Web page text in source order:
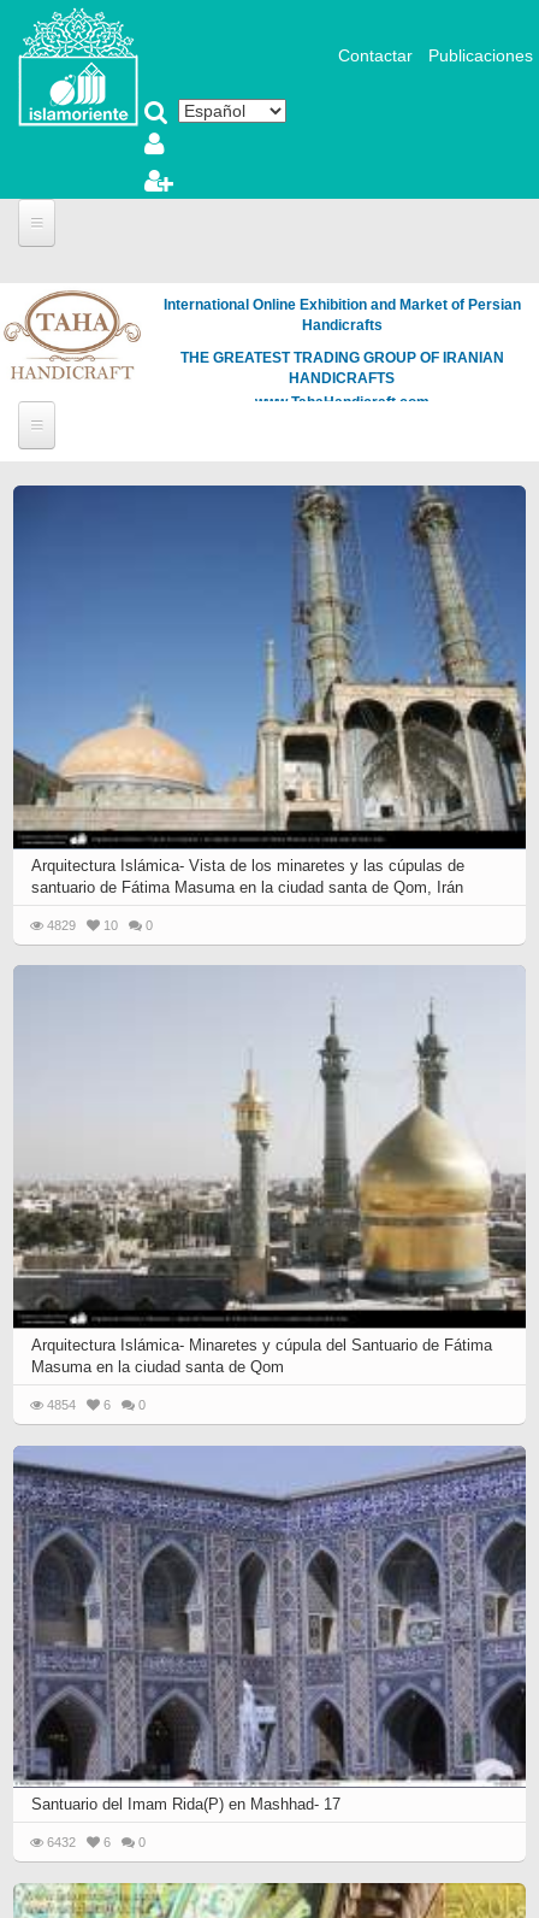
Pasar al contenido principal
Contactar Publicaciones
International Online Exhibition and Market of Persian
Handicrafts
THE GREATEST TRADING GROUP OF IRANIAN
HANDICRAFTS
www.TahaHandicraft.com
Arquitectura Islámica- Vista de los minaretes y las cúpulas de
santuario de Fátima Masuma en la ciudad santa de Qom, Irán
4829 10 0
Arquitectura Islámica- Minaretes y cúpula del Santuario de Fátima
Masuma en la ciudad santa de Qom
4854 6 0
Santuario del Imam Rida(P) en Mashhad- 17
6432 6 0